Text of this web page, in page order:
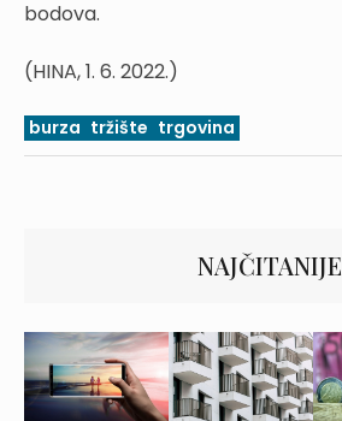
bodova.
(HINA, 1. 6. 2022.)
burza tržište trgovina
NAJČITANIJE